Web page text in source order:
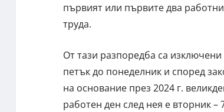
първият или първите два
труда.
От тази разпоредба са
петък до понеделник и според
на основание през 2024 г.
работен ден след нея е вторник –